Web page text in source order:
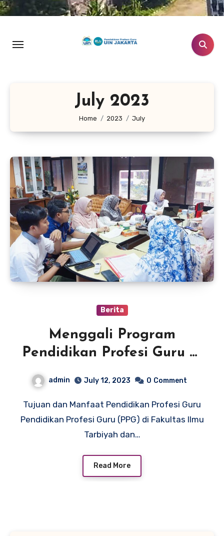
July 2023
Home 2023 July
Berita
Menggali Program
Pendidikan Profesi Guru di
UIN Syarif Hidayatullah
Jakarta
admin July 12, 2023 0 Comment
Tujuan dan Manfaat Pendidikan Profesi Guru
Pendidikan Profesi Guru (PPG) di Fakultas Ilmu
Tarbiyah dan…
Read More